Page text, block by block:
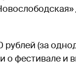
(за
о фестивале и